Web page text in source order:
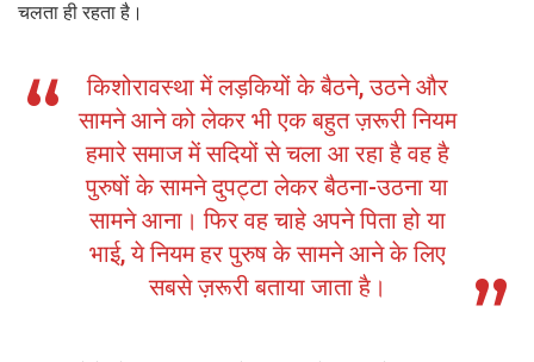
चलता ही रहता है।
किशोरावस्था में लड़कियों के बैठने, उठने और
सामने आने को लेकर भी एक बहुत ज़रूरी नियम
हमारे समाज में सदियों से चला आ रहा है वह है
पुरुषों के सामने दुपट्टा लेकर बैठना-उठना या
सामने आना। फिर वह चाहे अपने पिता हो या
भाई, ये नियम हर पुरुष के सामने आने के लिए
सबसे ज़रूरी बताया जाता है।